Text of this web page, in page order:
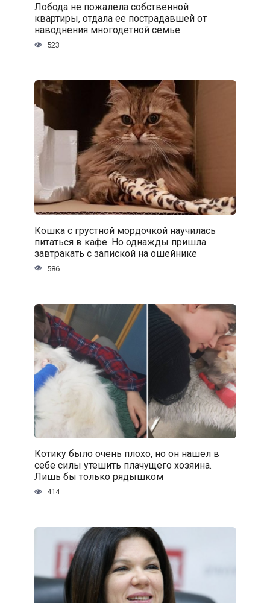
Лобода не пожалела собственной
квартиры, отдала ее пострадавшей от
наводнения многодетной семье
523
Кошка с грустной мордочкой научилась
питаться в кафе. Но однажды пришла
завтракать с запиской на ошейнике
586
Котику было очень плохо, но он нашел в
себе силы утешить плачущего хозяина.
Лишь бы только рядышком
414